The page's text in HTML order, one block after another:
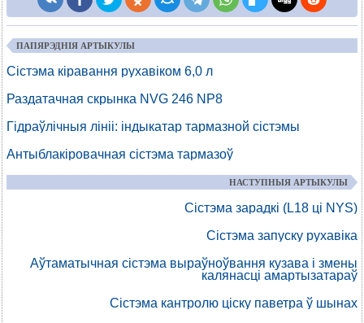
ПАПЯРЭДНІЯ АРТЫКУЛЫ
Сістэма кіравання рухавіком 6,0 л
Раздатачная скрынка NVG 246 NP8
Гідраўлічныя лініі: індыкатар тармазной сістэмы
Антыблакіровачная сістэма тармазоў
НАСТУПНЫЯ АРТЫКУЛЫ
Сістэма зарадкі (L18 ці NYS)
Сістэма запуску рухавіка
Аўтаматычная сістэма выраўноўвання кузава і змены
калянасці амартызатараў
Сістэма кантролю ціску паветра ў шынах